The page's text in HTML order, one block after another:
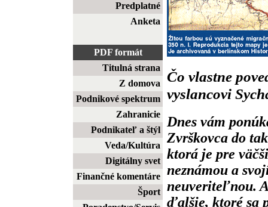
Predplatné
Anketa
PDF formát
Titulná strana
Z domova
Podnikové spektrum
Zahranicie
Podnikateľ a štýl
Veda/Kultúra
Digitálny svet
Finančné komentáre
Šport
Čo vlastne
vyslancovi
Dnes vám
Zvrškovca do
ktorá je pre
neznámou a
neuveriteľnou.
ďalšie, ktoré sa